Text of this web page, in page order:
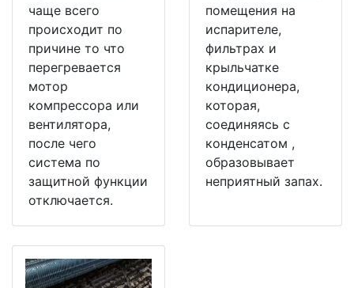
чаще всего
происходит по
причине то что
перегревается
мотор
компрессора или
вентилятора,
после чего
система по
защитной функции
отключается.
помещения на
испарителе,
фильтрах и
крыльчатке
кондиционера,
которая,
соединяясь с
конденсатом ,
образовывает
неприятный запах.